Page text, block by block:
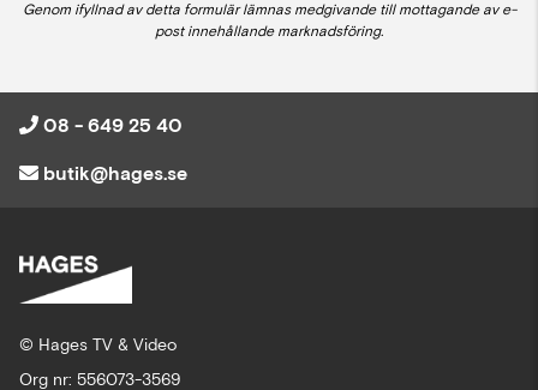
Genom ifyllnad av detta formulär lämnas medgivande till mottagande av e-
post innehållande marknadsföring.
08 - 649 25 40
butik@hages.se
© Hages TV & Video
Org nr: 556073-3569